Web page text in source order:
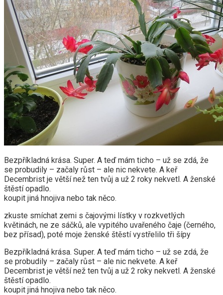
Bezpříkladná krása. Super. A teď mám ticho – už se zdá, že
se probudily – začaly růst – ale nic nekvete. A keř
Decembrist je větší než ten tvůj a už 2 roky nekvetl. A ženské
štěstí opadlo.
koupit jiná hnojiva nebo tak něco.
zkuste smíchat zemi s čajovými lístky v rozkvetlých
květinách, ne ze sáčků, ale vypitého uvařeného čaje (černého, ​​
bez přísad), poté moje ženské štěstí vystřelilo tři šípy
Bezpříkladná krása. Super. A teď mám ticho – už se zdá, že
se probudily – začaly růst – ale nic nekvete. A keř
Decembrist je větší než ten tvůj a už 2 roky nekvetl. A ženské
štěstí opadlo.
koupit jiná hnojiva nebo tak něco.